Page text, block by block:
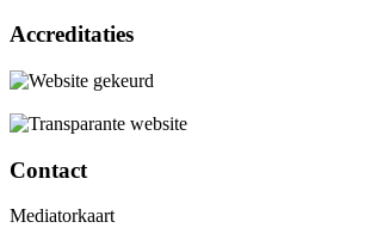
Accreditaties
Contact
Mediatorkaart